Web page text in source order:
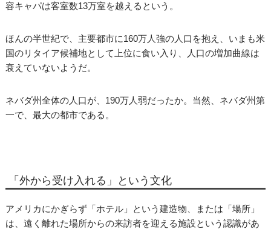
容キャパは客室数13万室を越えるという。
ほんの半世紀で、主要都市に160万人強の人口を抱え、いまも米
国のリタイア候補地として上位に食い入り、人口の増加曲線は
衰えていないようだ。
ネバダ州全体の人口が、190万人弱だったか。当然、ネバダ州第
一で、最大の都市である。
「外から受け入れる」という文化
アメリカにかぎらず「ホテル」という建造物、または「場所」
は、遠く離れた場所からの来訪者を迎える施設という認識があ